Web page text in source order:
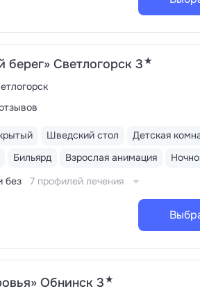
берег» Светлогорск 3★
Шведский стол
Детская
Бильярд Взрослая анимация
без
7 профилей лечения
Обнинск 3★